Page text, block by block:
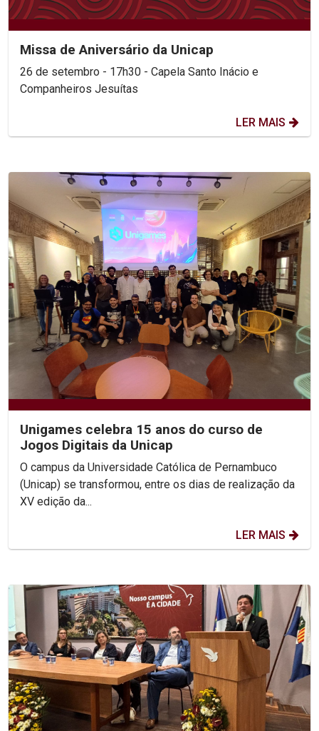
Missa de Aniversário da Unicap
26 de setembro - 17h30 - Capela Santo Inácio e
Companheiros Jesuítas
LER MAIS
Unigames celebra 15 anos do curso de
Jogos Digitais da Unicap
O campus da Universidade Católica de Pernambuco
(Unicap) se transformou, entre os dias de realização da
XV edição da...
LER MAIS